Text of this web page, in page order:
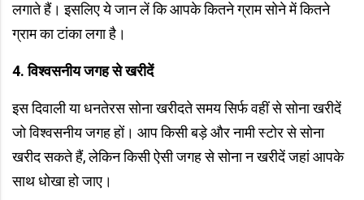
लगाते हैं। इसलिए ये जान लें कि आपके कितने ग्राम सोने में कितने
ग्राम का टांका लगा है।
4. विश्वसनीय जगह से खरीदें
इस दिवाली या धनतेरस सोना खरीदते समय सिर्फ वहीं से सोना खरीदें
जो विश्वसनीय जगह हों। आप किसी बड़े और नामी स्टोर से सोना
खरीद सकते हैं, लेकिन किसी ऐसी जगह से सोना न खरीदें जहां आपके
साथ धोखा हो जाए।